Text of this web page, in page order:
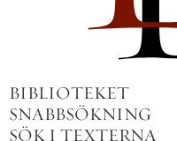
BIBLIOTEKET
SNABBSÖKNING
SÖK I TEXTERNA